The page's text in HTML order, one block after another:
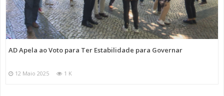
AD Apela ao Voto para Ter Estabilidade para Governar
12 Maio 2025 1 K